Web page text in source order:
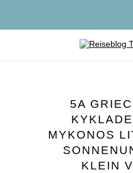
5A
MYKONOS
KLEIN